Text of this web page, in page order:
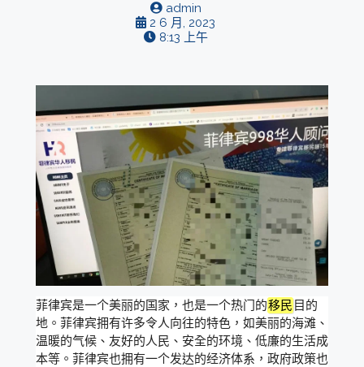
admin
2 6 月, 2023
8:13 上午
菲律宾是一个美丽的国家，也是一个热门的移民 目的
地。菲律宾拥有许多令人向往的特色，如美丽的海滩、
温暖的气候、友好的人民、安全的环境、低廉的生活成
本等。菲律宾也拥有一个发达的经济体系，政府政策也